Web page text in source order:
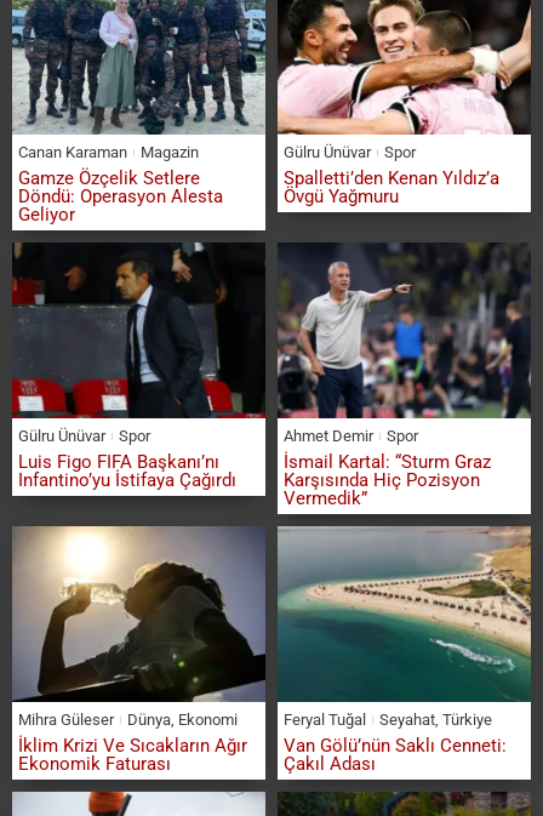
Canan Karaman Magazin
Gamze Özçelik Setlere
Döndü: Operasyon Alesta
Geliyor
Gülru Ünüvar Spor
Spalletti’den Kenan Yıldız’a
Övgü Yağmuru
Gülru Ünüvar Spor
Luis Figo FIFA Başkanı’nı
Infantino’yu İstifaya Çağırdı
Ahmet Demir Spor
İsmail Kartal: “Sturm Graz
Karşısında Hiç Pozisyon
Vermedik”
Mihra Güleser Dünya, Ekonomi
İklim Krizi Ve Sıcakların Ağır
Ekonomik Faturası
Feryal Tuğal Seyahat, Türkiye
Van Gölü’nün Saklı Cenneti:
Çakıl Adası